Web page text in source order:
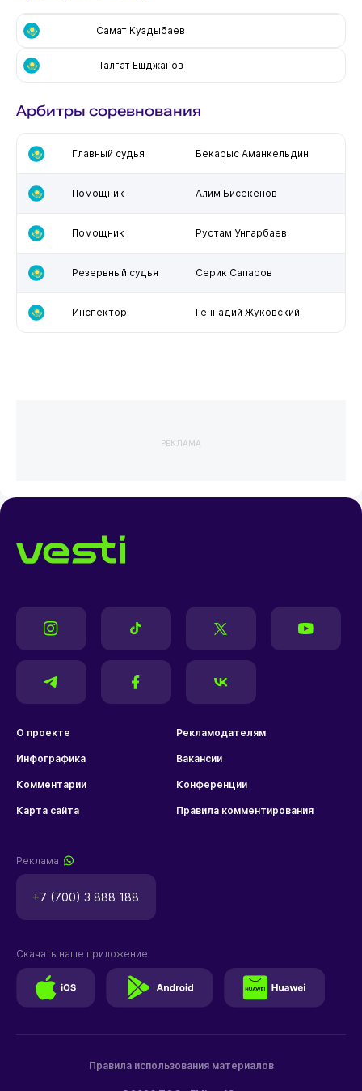
Самат Куздыбаев
Талгат Ешджанов
Арбитры соревнования
Главный судья Бекарыс Аманкельдин
Помощник Алим Бисекенов
Помощник Рустам Унгарбаев
Резервный судья Серик Сапаров
Инспектор Геннадий Жуковский
РЕКЛАМА
О проекте Рекламодателям
Инфографика Вакансии
Комментарии Конференции
Карта сайта Правила комментирования
Реклама
+7 (700) 3 888 188
Правила использования материалов
Скачать наше приложение